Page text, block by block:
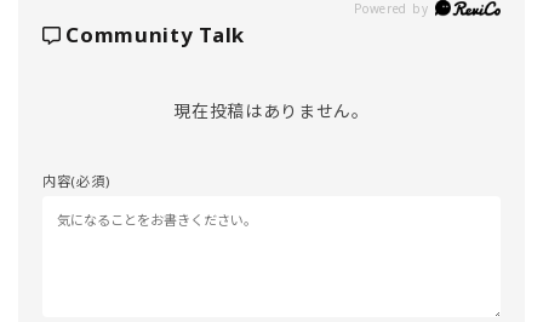
Powered by
Community Talk
現在投稿はありません。
内容(必須)